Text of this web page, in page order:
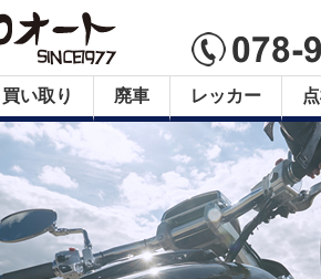
買い取り 廃車 レッカー